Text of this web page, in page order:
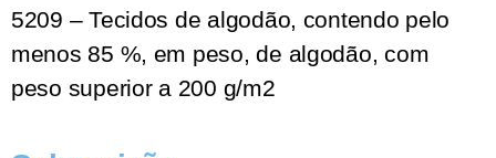
5209 – Tecidos de algodão, contendo pelo
menos 85 %, em peso, de algodão, com
peso superior a 200 g/m2